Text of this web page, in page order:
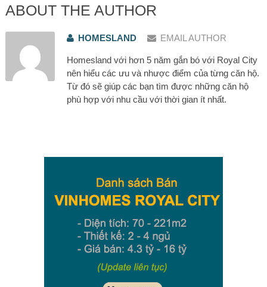
ABOUT THE AUTHOR
HOMESLAND EMAIL AUTHOR
Homesland với hơn 5 năm gắn bó với Royal City
nên hiểu các ưu và nhược điểm của từng căn hộ.
Từ đó sẽ giúp các bạn tìm được những căn hộ
phù hợp với nhu cầu với thời gian ít nhất.